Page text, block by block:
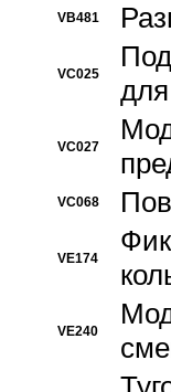
VB481
VC025
VC027
VC068
VE174
VE240